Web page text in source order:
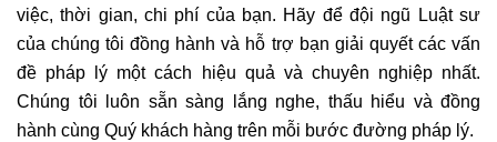
việc, thời gian, chi phí của bạn. Hãy để đội ngũ Luật sư
của chúng tôi đồng hành và hỗ trợ bạn giải quyết các vấn
đề pháp lý một cách hiệu quả và chuyên nghiệp nhất.
Chúng tôi luôn sẵn sàng lắng nghe, thấu hiểu và đồng
hành cùng Quý khách hàng trên mỗi bước đường pháp lý.